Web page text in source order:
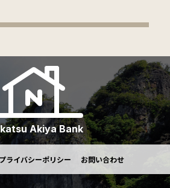
Akiya Bank
プライバシーポリシー お問い合わせ